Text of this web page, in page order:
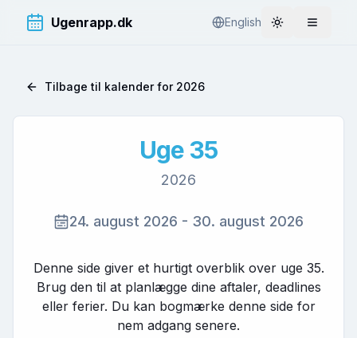
Ugenrapp.dk English Toggle theme
Åbn
Tilbage til kalender for 2026
Uge 35
2026
24. august 2026 - 30. august 2026
Denne side giver et hurtigt overblik over uge 35.
Brug den til at planlægge dine aftaler, deadlines
eller ferier. Du kan bogmærke denne side for
nem adgang senere.